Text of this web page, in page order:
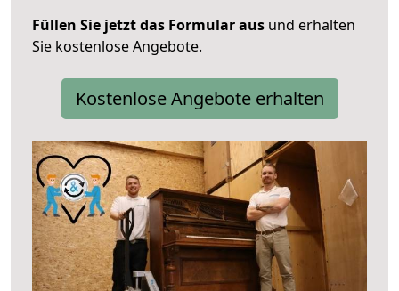
Füllen Sie jetzt das Formular aus und erhalten
Sie kostenlose Angebote.
Kostenlose Angebote erhalten